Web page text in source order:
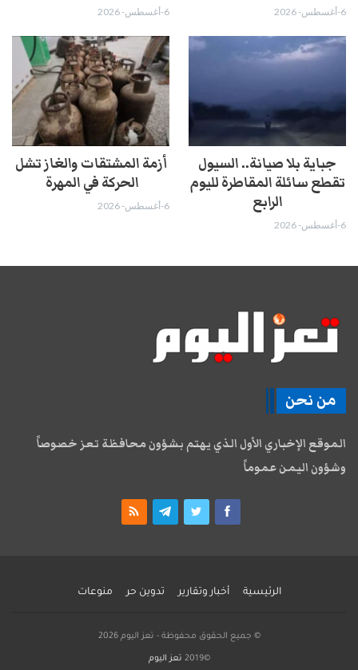
6-أغسطس- 2026 6-أغسطس- 2026
جباية بلا صيانة.. السيول
تقطع سائلة المقاطرة لليوم
الرابع
6-أغسطس- 2026
أزمة المشتقات والغاز تشل
الحركة في المهرة ​
6-أغسطس- 2026
من نحن
الموقع الإخباري الأول الذي يهتم بشؤون محافظة تعز خصوصاً
وشؤون اليمن عموماً
الرئيسية أخبار وتقارير تدوين حر منوعات
© جميع الحقوق محفوظة - تعز اليوم 2026
©2019 تعز اليوم